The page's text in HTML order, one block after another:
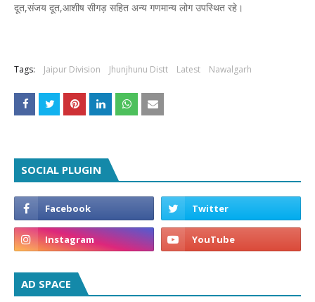
दूत,संजय दूत,आशीष सीगड़ सहित अन्य गणमान्य लोग उपस्थित रहे।
Tags: Jaipur Division Jhunjhunu Distt Latest Nawalgarh
SOCIAL PLUGIN
AD SPACE